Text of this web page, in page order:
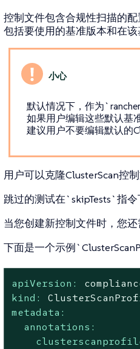
控制文件包含合规性扫描的配
包括要使用的基准版本和在该
默认情况下，作为
如果用户编辑这些默认基
建议用户不要编辑默认的
用户可以克隆ClusterScan控
跳过的测试在`skipTests`指令
当您创建新控制文件时，您还
下面是一个示例
apiVersion:
kind:
metadata:
annotations: